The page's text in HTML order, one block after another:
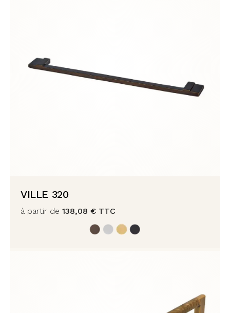
VILLE 320
à partir de 138,08 € TTC